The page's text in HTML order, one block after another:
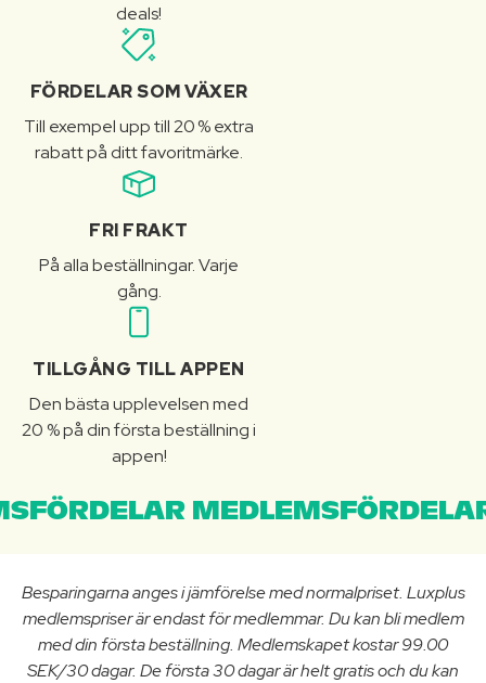
deals!
FÖRDELAR SOM VÄXER
Till exempel upp till 20 % extra
rabatt på ditt favoritmärke.
FRI FRAKT
På alla beställningar. Varje
gång.
TILLGÅNG TILL APPEN
Den bästa upplevelsen med
20 % på din första beställning i
appen!
Besparingarna anges i jämförelse med normalpriset. Luxplus
medlemspriser är endast för medlemmar. Du kan bli medlem
med din första beställning. Medlemskapet kostar 99.00
SEK/30 dagar. De första 30 dagar är helt gratis och du kan